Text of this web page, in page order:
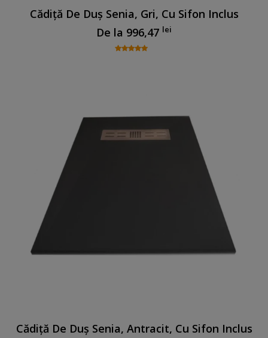
Cădiță De Duș Senia, Gri, Cu Sifon Inclus
De la 996,47 lei
Cădiță De Duș Senia, Antracit, Cu Sifon Inclus